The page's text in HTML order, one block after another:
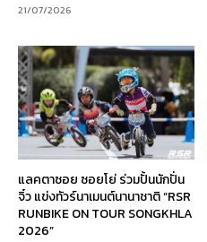
21/07/2026
แลคตาซอย ซอยโย่ ร่วมปั้นนักปั่น
จิ๋ว แข่งทัวร์นาเมนต์นานาชาติ “RSR
RUNBIKE ON TOUR SONGKHLA
2026”